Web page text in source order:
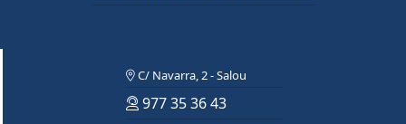
C/ Navarra, 2 - Salou
977 35 36 43